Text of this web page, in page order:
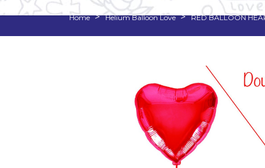
Home Helium Balloon Love RED BALLOON